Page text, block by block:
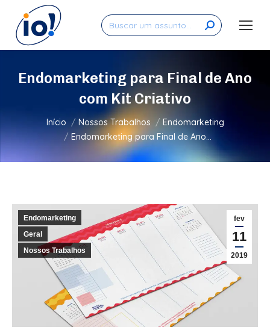
Search:
Endomarketing para Final de Ano
com Kit Criativo
Você está aqui:
Início Nossos Trabalhos
Endomarketing
Endomarketing para Final de Ano…
fev
11
2019
Endomarketing
Geral
Nossos Trabalhos